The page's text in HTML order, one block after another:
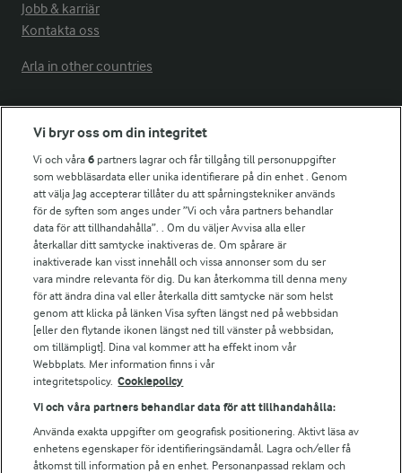
Jobb & karriär
Kontakta oss
Arla in other countries
Fler Arlasajter
För ägare
Arlas kundportal
Arla.com
Falbygdens Ost
Arla webbshop
Bildbank
Följ oss
Vi bryr oss om din integritet
Vi och våra6 partners lagrar och får tillgång till personuppgifter
som webbläsardata eller unika identifierare på din enhet . Genom
att välja Jag accepterar tillåter du att spårningstekniker används
för de syften som anges under ”Vi och våra partners behandlar
data för att tillhandahålla”. . Om du väljer Avvisa alla eller
återkallar ditt samtycke inaktiveras de. Om spårare är
inaktiverade kan visst innehåll och vissa annonser som du ser
vara mindre relevanta för dig. Du kan återkomma till denna meny
för att ändra dina val eller återkalla ditt samtycke när som helst
genom att klicka på länken Visa syften längst ned på webbsidan
[eller den flytande ikonen längst ned till vänster på webbsidan,
om tillämpligt]. Dina val kommer att ha effekt inom vår
Webbplats. Mer information finns i vår
integritetspolicy. Cookiepolicy
Vi och våra partners behandlar data för att tillhandahålla:
Använda exakta uppgifter om geografisk positionering. Aktivt läsa av
enhetens egenskaper för identifieringsändamål. Lagra och/eller få
åtkomst till information på en enhet. Personanpassad reklam och